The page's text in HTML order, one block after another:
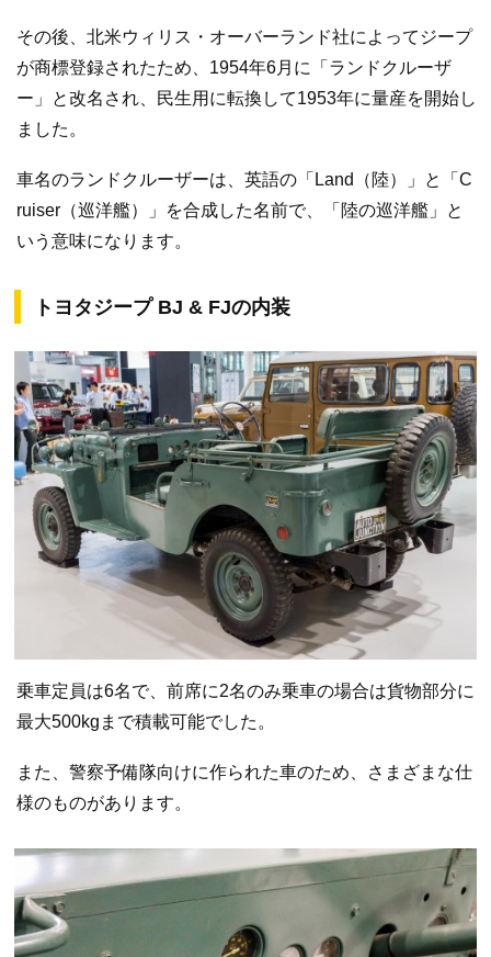
その後、北米ウィリス・オーバーランド社によってジープ
が商標登録されたため、1954年6月に「ランドクルーザ
ー」と改名され、民生用に転換して1953年に量産を開始し
ました。
車名のランドクルーザーは、英語の「Land（陸）」と「C
ruiser（巡洋艦）」を合成した名前で、「陸の巡洋艦」と
いう意味になります。
トヨタジープ BJ & FJの内装
乗車定員は6名で、前席に2名のみ乗車の場合は貨物部分に
最大500kgまで積載可能でした。
また、警察予備隊向けに作られた車のため、さまざまな仕
様のものがあります。